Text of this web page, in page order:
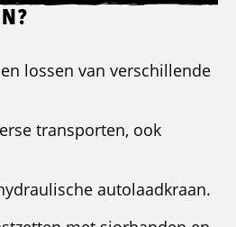
lossen van verschillende
transporten, ook
autolaadkraan.